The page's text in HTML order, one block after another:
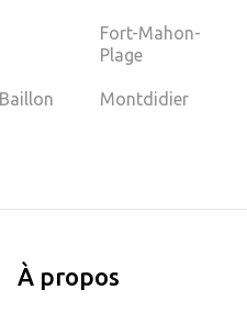
Fort-Mahon-
Plage
Montdidier
À propos